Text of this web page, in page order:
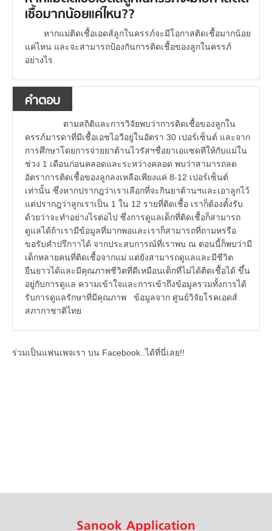
เชื้อมากน้อยแค่ไหน??
หากแม่ติดเชื้อเอดส์ลูกในครรภ์จะมีโอกาสติดเชื้อมากน้อย
แค่ไหน และจะสามารถป้องกันการติดเชื้อของลูกในครรภ์
อย่างไร
คำตอบ
ตามสถิติและการวิจัยพบว่าการติดเชื้อของลูกใน
ครรภ์มารดาที่มีเชื้อเอชไอวีอยู่ในอัตรา 30 เปอร์เซ็นต์ และจาก
การศึกษาโดยการจ่ายยาต้านไวรัสฯชื่อยาเอแซดทีให้กับแม่ใน
ช่วง 1 เดือนก่อนคลอดและระหว่างคลอด พบว่าสามารถลด
อัตราการติดเชื้อของลูกลงเหลือเพียงแค่ 8-12 เปอร์เซ็นต์
เท่านั้น ซึ่งหากปรากฎว่าเราเลือกที่จะกินยาต้านฯและเอาลูกไว้
แต่ปรากฎว่าลูกเราเป็น 1 ใน 12 รายที่ติดเชื้อ เราก็ต้องตั้งรับ
ด้วยว่าจะทำอย่างไรต่อไป ซึ่งการดูแลเด็กที่ติดเชื้อก็สามารถ
ดูแลได้ถ้าเรามีข้อมูลที่มากพอและเราก็สามารถที่ถามหรรือ
ขอรับคำปรึกาาได้ จากประสบการณ์ที่เราพบ ณ ตอนนี้ก็พบว่ามี
เด็กหลายคนที่ติดเชื้อจากแม่ แต่ยังสามารถดูแลและมีชีวิต
ยืนยาวได้และมีคุณภาพชีวิตที่ดีเหมือนเด็กที่ไม่ได้ติดเชื้อได้ ขึ้น
อยู่กับการดูแล ความเข้าใจและการเข้าถึงข้อมูลรวมทั้งการได้
รับการดูแลรักษาที่มีคุณภาพ ข้อมูลจาก ศูนย์วิจัยโรคเอดส์
สภากาชาติไทย
ร่วมเป็นแฟนเพจเรา บน Facebook..ได้ที่นี่เลย!!
Sanook Application